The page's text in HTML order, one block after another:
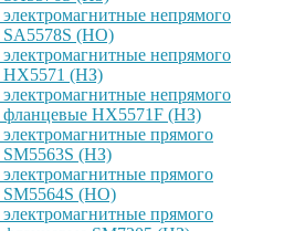
непрямого
SA5578S (НО)
непрямого
HX5571 (НЗ)
непрямого
фланцевые HX5571F (НЗ)
прямого
SM5563S (НЗ)
прямого
SM5564S (НО)
прямого